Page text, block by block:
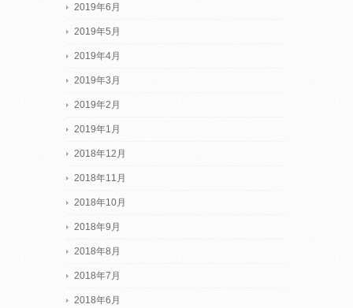
2019年6月
2019年5月
2019年4月
2019年3月
2019年2月
2019年1月
2018年12月
2018年11月
2018年10月
2018年9月
2018年8月
2018年7月
2018年6月